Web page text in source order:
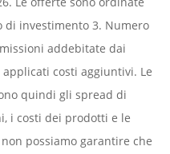
di investimento 3. Numero
addebitate dai
costi aggiuntivi. Le
quindi gli spread di
i costi dei prodotti e le
possiamo garantire che